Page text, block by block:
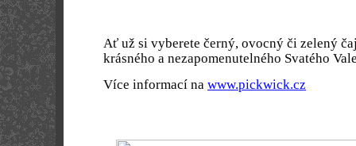
Ať už si vyberete černý, ovocný či zelený
krásného a nezapomenutelného Svatého
Více informací na www.pickwick.cz